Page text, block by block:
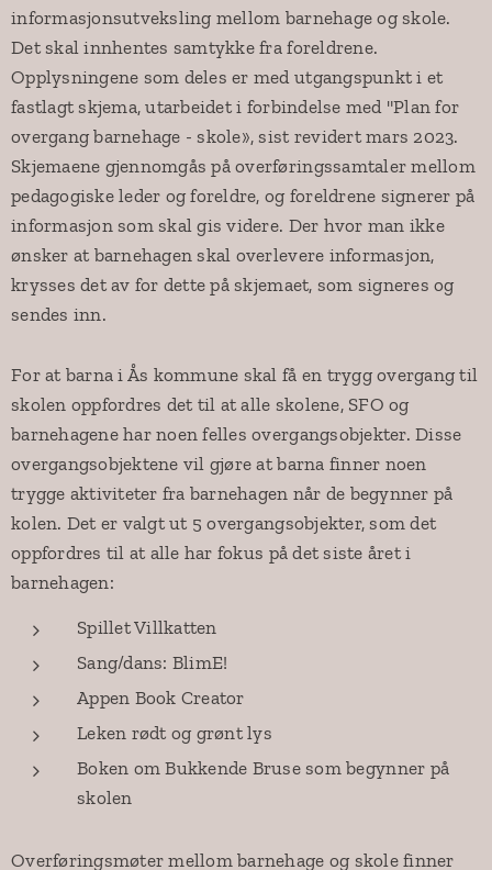
informasjonsutveksling mellom barnehage og skole.
Det skal innhentes samtykke fra foreldrene.
Opplysningene som deles er med utgangspunkt i et
fastlagt skjema, utarbeidet i forbindelse med "Plan for
overgang barnehage - skole», sist revidert mars 2023.
Skjemaene gjennomgås på overføringssamtaler mellom
pedagogiske leder og foreldre, og foreldrene signerer på
informasjon som skal gis videre. Der hvor man ikke
ønsker at barnehagen skal overlevere informasjon,
krysses det av for dette på skjemaet, som signeres og
sendes inn.
For at barna i Ås kommune skal få en trygg overgang til
skolen oppfordres det til at alle skolene, SFO og
barnehagene har noen felles overgangsobjekter. Disse
overgangsobjektene vil gjøre at barna finner noen
trygge aktiviteter fra barnehagen når de begynner på
kolen. Det er valgt ut 5 overgangsobjekter, som det
oppfordres til at alle har fokus på det siste året i
barnehagen:
Spillet Villkatten
Sang/dans: BlimE!
Appen Book Creator
Leken rødt og grønt lys
Boken om Bukkende Bruse som begynner på
skolen
Overføringsmøter mellom barnehage og skole finner